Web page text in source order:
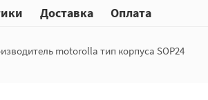
Доставка Оплата
motorolla тип корпуса SOP24